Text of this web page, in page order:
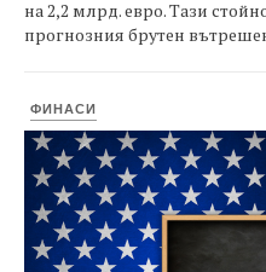
на 2,2 млрд. евро. Тази
прогнозния брутен
ФИНАСИ